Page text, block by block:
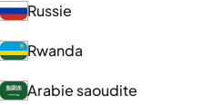
Russie
Rwanda
Arabie saoudite